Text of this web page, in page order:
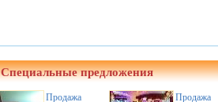
Специальные предложения
Продажа
Продажа